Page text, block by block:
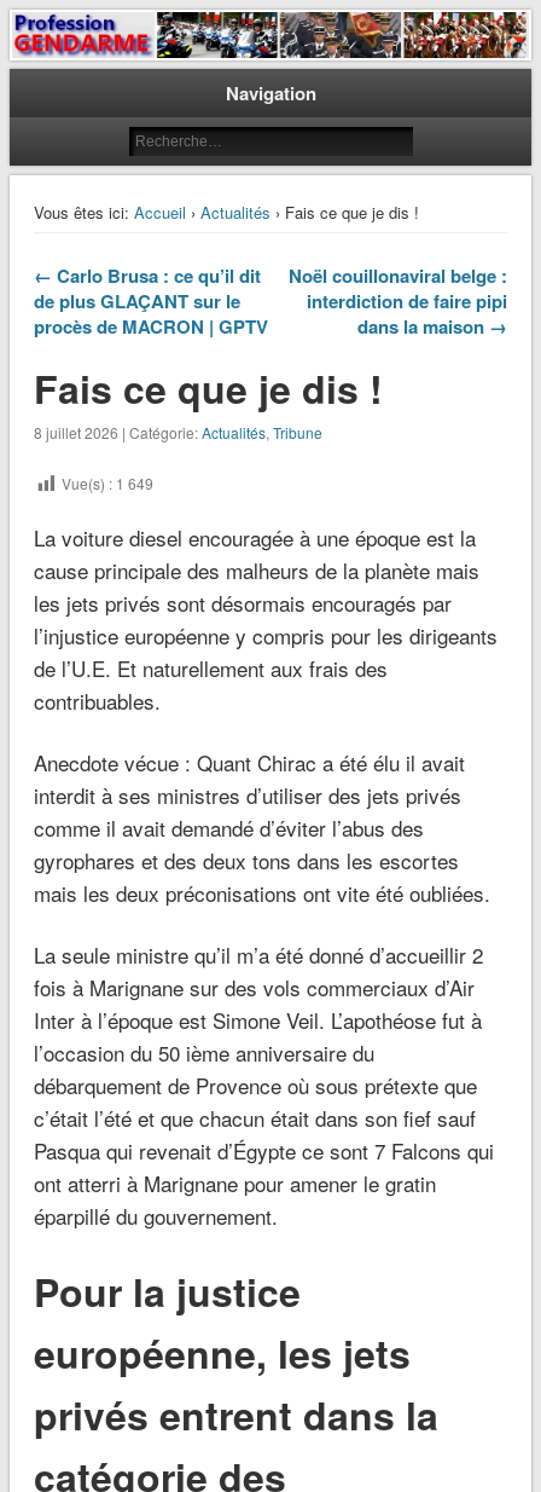
Profession Gendarme
Le journal des gendarmes
Navigation
Vous êtes ici: Accueil › Actualités › Fais ce que je dis !
← Carlo Brusa : ce qu’il dit
de plus GLAÇANT sur le
procès de MACRON | GPTV
Noël couillonaviral belge :
interdiction de faire pipi
dans la maison →
Fais ce que je dis !
8 juillet 2026 | Catégorie:Actualités, Tribune
Vue(s) : 1 649
La voiture diesel encouragée à une époque est la
cause principale des malheurs de la planète mais
les jets privés sont désormais encouragés par
l’injustice européenne y compris pour les dirigeants
de l’U.E. Et naturellement aux frais des
contribuables.
Anecdote vécue : Quant Chirac a été élu il avait
interdit à ses ministres d’utiliser des jets privés
comme il avait demandé d’éviter l’abus des
gyrophares et des deux tons dans les escortes
mais les deux préconisations ont vite été oubliées.
La seule ministre qu’il m’a été donné d’accueillir 2
fois à Marignane sur des vols commerciaux d’Air
Inter à l’époque est Simone Veil. L’apothéose fut à
l’occasion du 50 ième anniversaire du
débarquement de Provence où sous prétexte que
c’était l’été et que chacun était dans son fief sauf
Pasqua qui revenait d’Égypte ce sont 7 Falcons qui
ont atterri à Marignane pour amener le gratin
éparpillé du gouvernement.
Pour la justice
européenne, les jets
privés entrent dans la
catégorie des